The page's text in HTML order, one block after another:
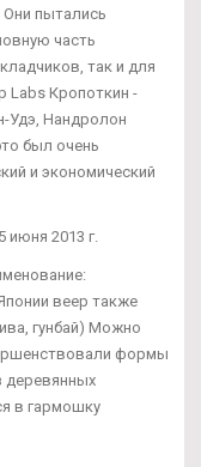
пытались
часть
так и для
Labs Кропоткин -
Удэ, Нандролон
был очень
и экономический
июня 2013 г.
веер также
гунбай) Можно
формы
деревянных
в гармошку